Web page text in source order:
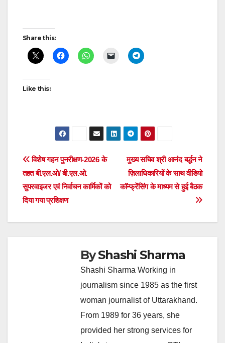
Post
navigation
Share this:
Like this:
Post
navigation
मुख्य सचिव श्री आनंद बर्द्धन ने
ज़िलाधिकारियों के साथ वीडियो
कॉन्फ्रेंसिंग के माध्यम से हुई बैठक
विशेष गहन पुनरीक्षण-2026 के
तहत बी.एल.ओ/ बी.एल.ओ.
सुपरवाइजर एवं निर्वाचन कार्मिकों को
दिया गया प्रशिक्षण
ByShashi Sharma
Shashi Sharma Working in
journalism since 1985 as the first
woman journalist of Uttarakhand.
From 1989 for 36 years, she
provided her strong services for